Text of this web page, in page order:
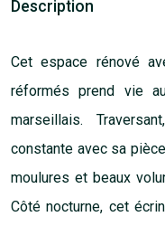
Description
Cet espace rénové
réformés prend vie
marseillais.
constante avec sa
moulures et beaux
Côté nocturne, cet